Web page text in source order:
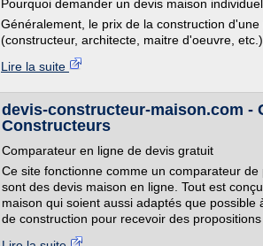
Pourquoi demander un devis maison
Généralement, le prix de la construction
(constructeur, architecte, maitre d'oeuvre,
Lire la suite
devis-constructeur-maison.com -
Constructeurs
Comparateur en ligne de devis gratuit
Ce site fonctionne comme un comparateur
sont des devis maison en ligne. Tout est
maison qui soient aussi adaptés que
de construction pour recevoir des